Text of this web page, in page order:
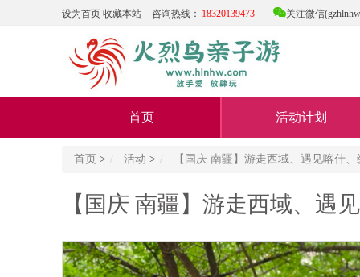
设为首页 收藏本站 咨询热线： 18320139473 关注微信
首页 活动计划
首页 > 活动 > 【国庆 南疆】游走西域、遇见喀什
【国庆 南疆】游走西域、遇